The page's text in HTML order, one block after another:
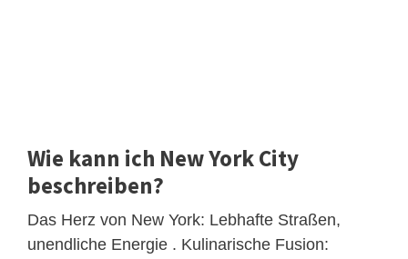
Wie kann ich New York City
beschreiben?
Das Herz von New York: Lebhafte Straßen,
unendliche Energie . Kulinarische Fusion: